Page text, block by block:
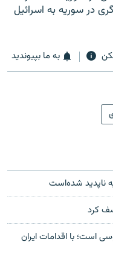
در سوریه به اسرائیل
به ما بپیوندید
ناپدید شده‌است
کرد
است؛ با اقدامات ایران